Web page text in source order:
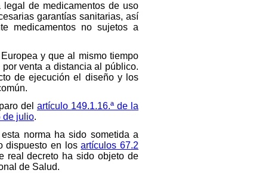
de medicamentos de uso
garantías sanitarias, así
medicamentos no sujetos a
y que al mismo tiempo
venta a distancia al público.
de ejecución el diseño y los
del artículo 149.1.16.ª de la
de julio.
norma ha sido sometida a
dispuesto en losartículos 67.2
real decreto ha sido objeto de
de Salud.